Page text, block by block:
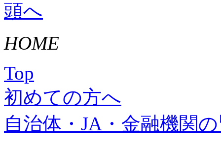
HOME
Top
初めての方へ
自治体・JA・金融機関